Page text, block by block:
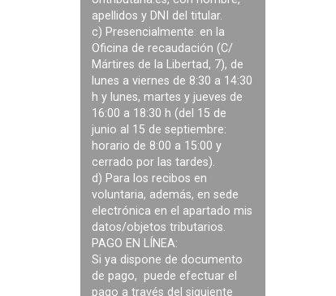
apellidos y DNI del titular.
c) Presencialmente: en la
Oficina de recaudación (C/
Mártires de la Libertad, 7), de
lunes a viernes de 8:30 a 14:30
h y lunes, martes y jueves de
16:00 a 18:30 h (del 15 de
junio al 15 de septiembre:
horario de 8:00 a 15:00 y
cerrado por las tardes).
d) Para los recibos en
voluntaria, además, en sede
electrónica en el apartado mis
datos/objetos tributarios.
PAGO EN LÍNEA:
Si ya dispone de documento
de pago, puede efectuar el
pago a través del siguiente